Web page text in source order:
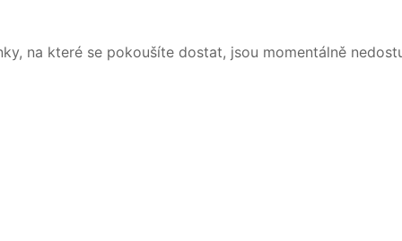
na které se pokoušíte dostat, jsou momentálně